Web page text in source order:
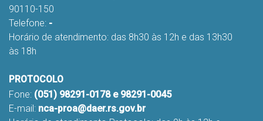
90110-150
Telefone: -
Horário de atendimento: das 8h30 às 12h e das 13h30
às 18h
PROTOCOLO
Fone: (051) 98291-0178 e 98291-0045
E-mail: nca-proa@daer.rs.gov.br